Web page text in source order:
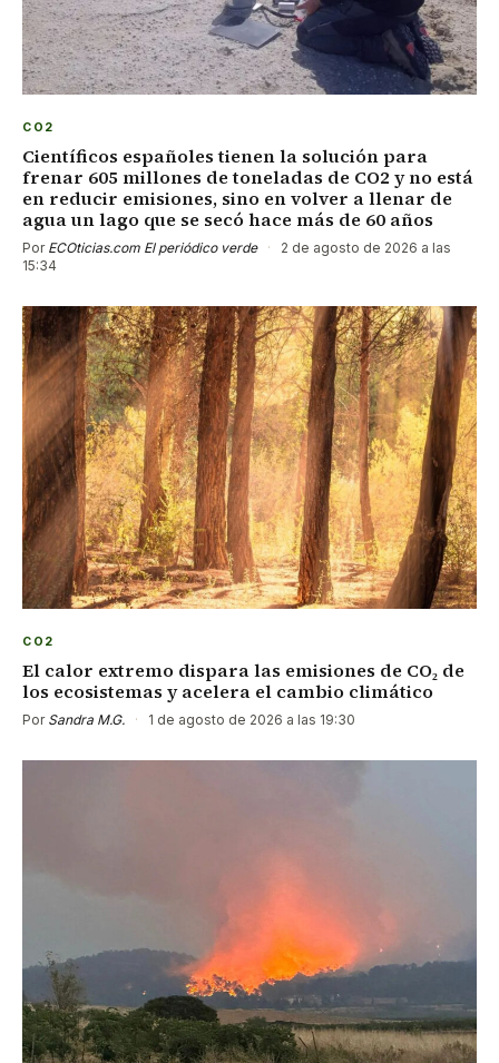
CO2
Científicos españoles tienen la solución para
frenar 605 millones de toneladas de CO2 y no está
en reducir emisiones, sino en volver a llenar de
agua un lago que se secó hace más de 60 años
Por ECOticias.com El periódico verde ·
2 de agosto de 2026 a las
15:34
CO2
El calor extremo dispara las emisiones de CO₂ de
los ecosistemas y acelera el cambio climático
Por Sandra M.G. · 1 de agosto de 2026 a las 19:30